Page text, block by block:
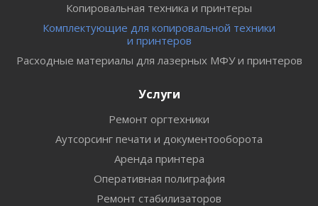
Копировальная техника и принтеры
Комплектующие для копировальной техники
и принтеров
Расходные материалы для лазерных МФУ и принтеров
Услуги
Ремонт оргтехники
Аутсорсинг печати и документооборота
Аренда принтера
Оперативная полиграфия
Ремонт стабилизаторов